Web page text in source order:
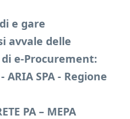
e gare
avvale delle
e-Procurement:
ARIA SPA - Regione
PA – MEPA